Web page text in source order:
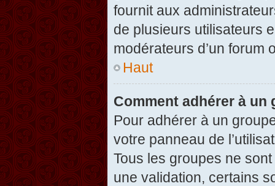
fournit aux
de plusieurs utilisateurs
modérateurs d’un forum
Haut
Comment adhérer à un
Pour adhérer à un
votre panneau de
Tous les groupes ne
une validation, certains